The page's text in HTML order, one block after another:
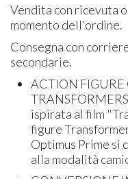
Vendita con ricevuta
momento dell'ordine.
Consegna con
secondarie.
ACTION FIGURE
ispirata al film
figure
Optimus Prime si
alla modalità